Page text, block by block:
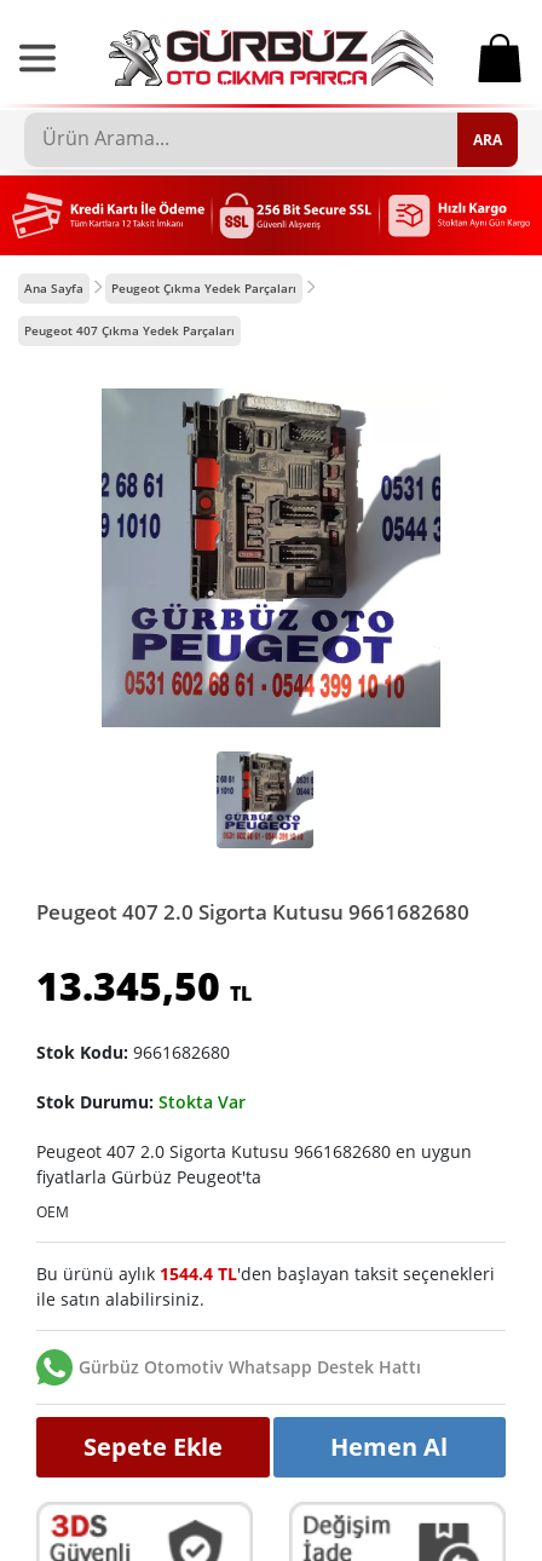
0
ARA
Ana Sayfa Peugeot Çıkma Yedek Parçaları
Peugeot 407 Çıkma Yedek Parçaları
Peugeot 407 2.0 Sigorta Kutusu 9661682680
13.345,50 TL
Stok Kodu: 9661682680
Stok Durumu: Stokta Var
Peugeot 407 2.0 Sigorta Kutusu 9661682680 en uygun
fiyatlarla Gürbüz Peugeot'ta
OEM
Bu ürünü aylık 1544.4 TL'den başlayan taksit seçenekleri
ile satın alabilirsiniz.
Gürbüz Otomotiv Whatsapp Destek Hattı
Sepete Ekle Hemen Al